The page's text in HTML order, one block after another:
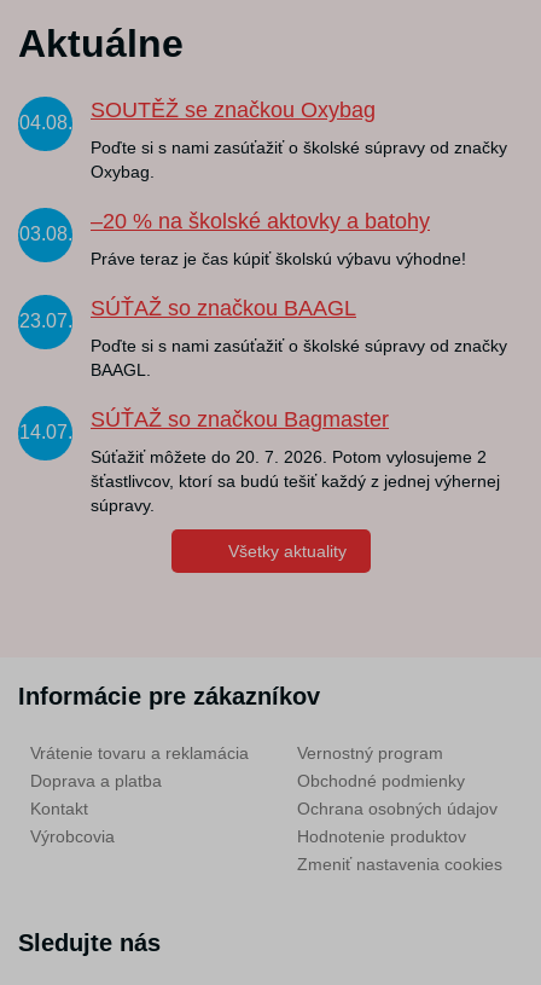
Aktuálne
04.08.
SOUTĚŽ se značkou Oxybag
Poďte si s nami zasúťažiť o školské súpravy od značky
Oxybag.
03.08.
–20 % na školské aktovky a batohy
Práve teraz je čas kúpiť školskú výbavu výhodne!
23.07.
SÚŤAŽ so značkou BAAGL
Poďte si s nami zasúťažiť o školské súpravy od značky
BAAGL.
14.07.
SÚŤAŽ so značkou Bagmaster
Súťažiť môžete do 20. 7. 2026. Potom vylosujeme 2
šťastlivcov, ktorí sa budú tešiť každý z jednej výhernej
súpravy.
Všetky aktuality
Informácie pre zákazníkov
Vrátenie tovaru a reklamácia
Doprava a platba
Kontakt
Výrobcovia
Vernostný program
Obchodné podmienky
Ochrana osobných údajov
Hodnotenie produktov
Zmeniť nastavenia cookies
Sledujte nás